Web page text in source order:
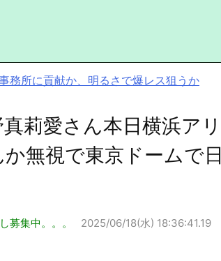
務所に貢献か、明るさで爆レス狙うか
莉愛さん本日横浜ア
か無視で東京ドームで
募集中。。。 2025/06/18(水) 18:36:41.19